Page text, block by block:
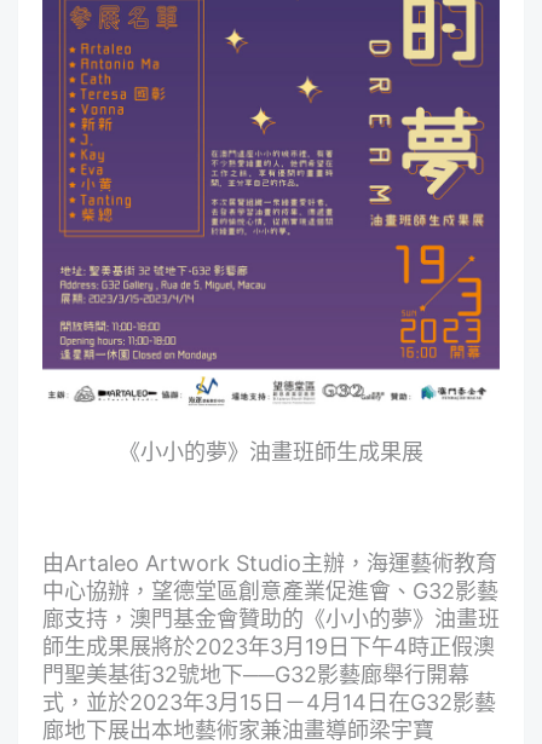
《小小的夢》油畫班師生成果展
由Artaleo Artwork Studio主辦，海運藝術教育
中心協辦，望德堂區創意產業促進會、G32影藝
廊支持，澳門基金會贊助的《小小的夢》油畫班
師生成果展將於2023年3月19日下午4時正假澳
門聖美基街32號地下──G32影藝廊舉行開幕
式，並於2023年3月15日－4月14日在G32影藝
廊地下展出本地藝術家兼油畫導師梁宇寶